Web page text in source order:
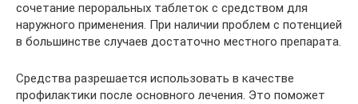
сочетание пероральных таблеток с средством для
наружного применения. При наличии проблем с потенцией
в большинстве случаев достаточно местного препарата.
Средства разрешается использовать в качестве
профилактики после основного лечения. Это поможет